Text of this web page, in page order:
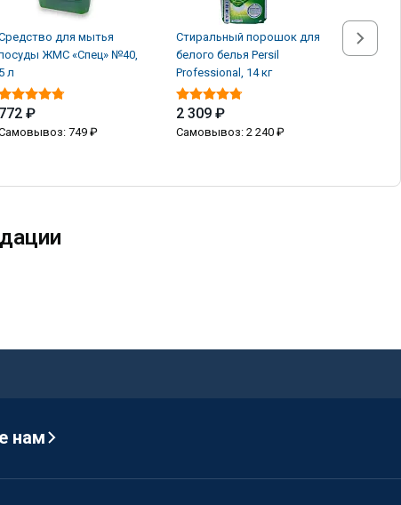
для мытья
ЖМС «Спец» №40,
5 л
772 ₽
749 ₽
Стиральный порошок для
белого белья Persil
Professional, 14 кг
2 309 ₽
Самовывоз: 2 240 ₽
белого
нам